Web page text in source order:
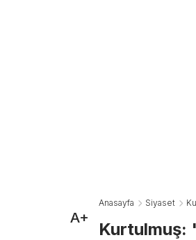
A+
Anasayfa Siyaset
Kurtulmuş: